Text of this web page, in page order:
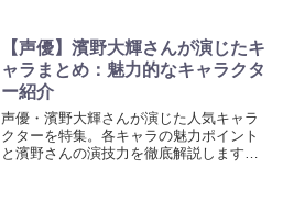
せる爽快な逆転劇が見どころとなってい
ます！
【声優】濱野大輝さんが演じたキ
ャラまとめ：魅力的なキャラクタ
ー紹介
声優・濱野大輝さんが演じた人気キャラ
クターを特集。各キャラの魅力ポイント
と濱野さんの演技力を徹底解説します。